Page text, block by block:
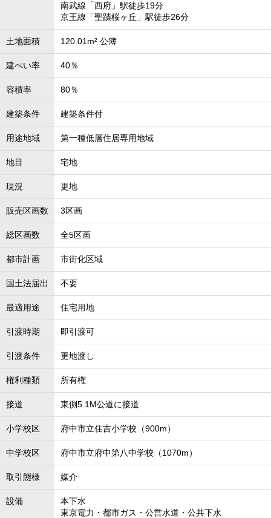
南武線「西府」駅徒歩19分
京王線「聖蹟桜ヶ丘」駅徒歩26分
土地面積 120.01m² 公簿
建ぺい率 40％
容積率 80％
建築条件 建築条件付
用途地域 第一種低層住居専用地域
地目 宅地
現況 更地
販売区画数 3区画
総区画数 全5区画
都市計画 市街化区域
国土法届出 不要
最適用途 住宅用地
引渡時期 即引渡可
引渡条件 更地渡し
権利種類 所有権
接道 東側5.1M公道に接道
小学校区 府中市立住吉小学校（900m）
中学校区 府中市立府中第八中学校（1070m）
取引態様 媒介
設備
本下水
東京電力・都市ガス・公営水道・公共下水